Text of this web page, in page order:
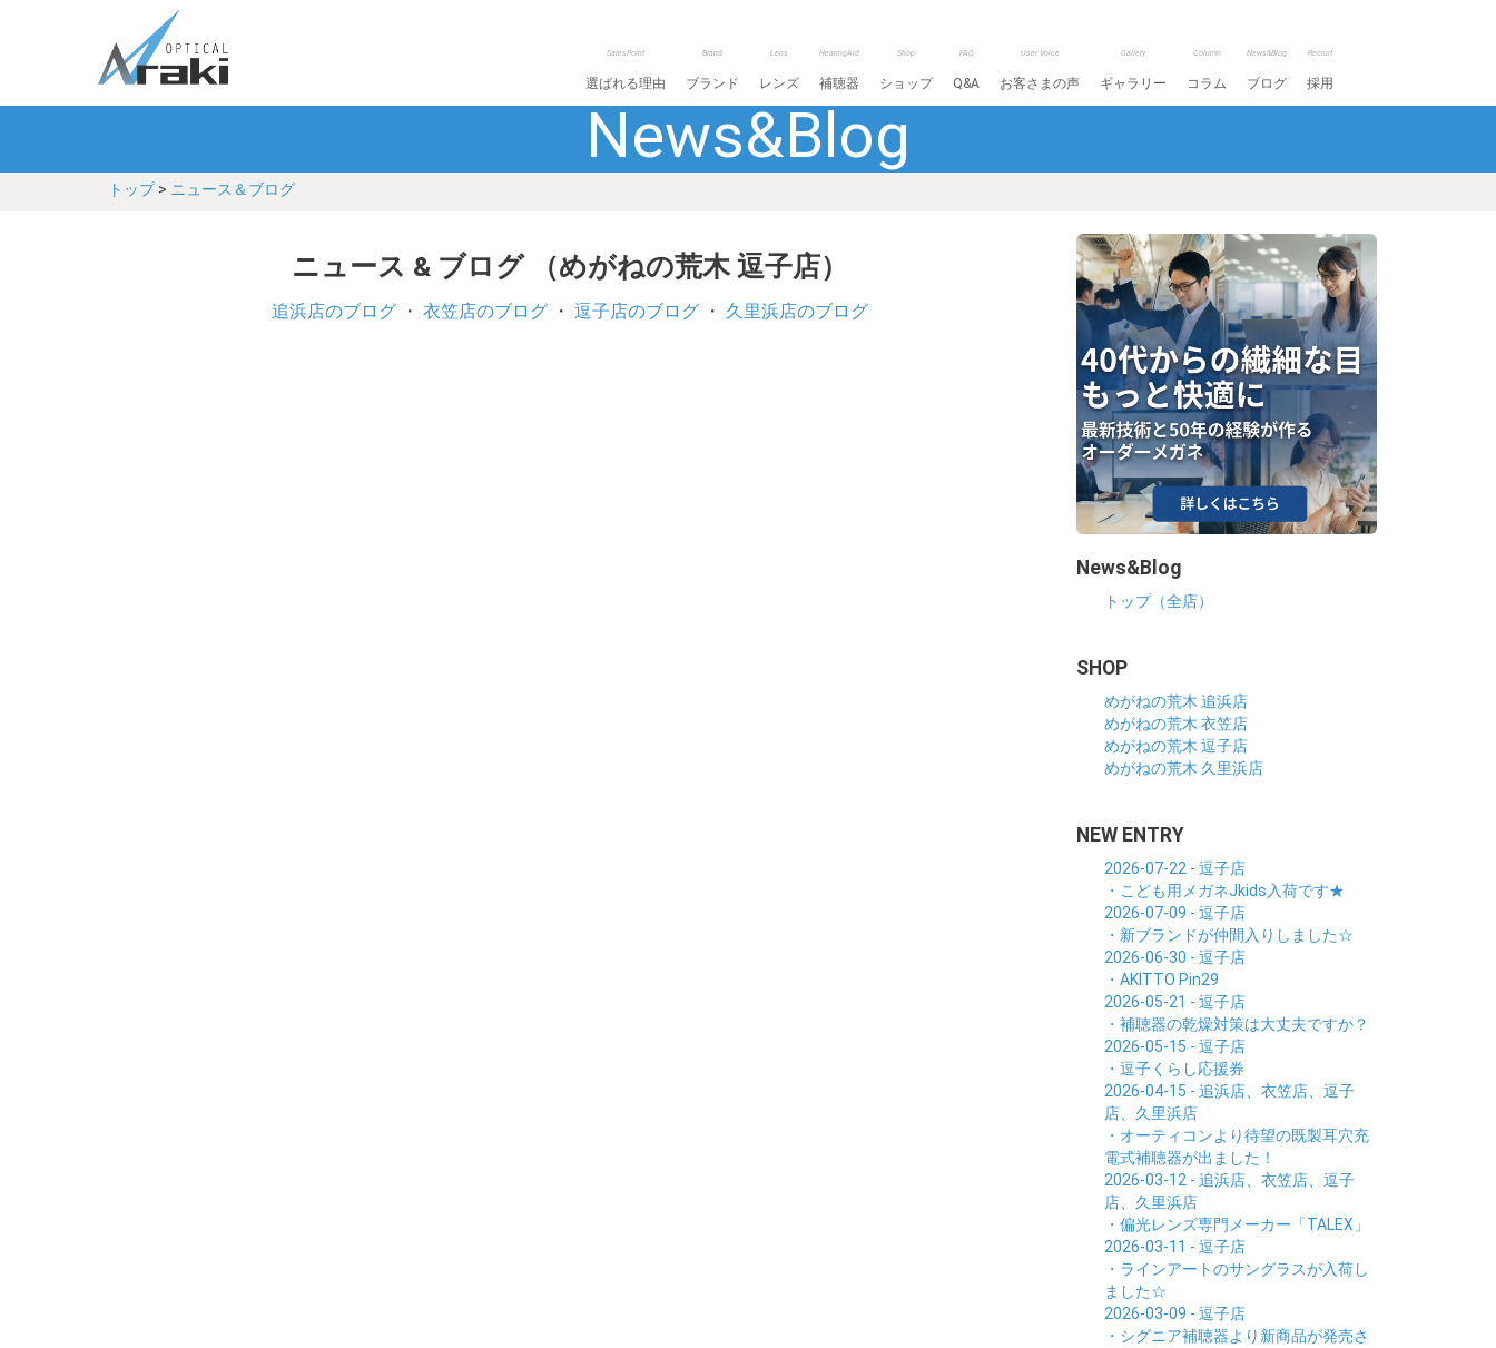
SalesPoint
選ばれる理由
Brand
ブランド
Lens
レンズ
HearingAid
補聴器
Shop
ショップ
FAQ
Q&A
User Voice
お客さまの声
Gallery
ギャラリー
Column
コラム
News&Blog
ブログ
Recruit
採用
News&Blog
トップ> ニュース＆ブログ
ニュース & ブログ （めがねの荒木 逗子店）
追浜店のブログ ・ 衣笠店のブログ ・ 逗子店のブログ ・ 久里浜店のブログ
News&Blog
トップ（全店）
SHOP
めがねの荒木 追浜店
めがねの荒木 衣笠店
めがねの荒木 逗子店
めがねの荒木 久里浜店
NEW ENTRY
2026-07-22 - 逗子店
・こども用メガネJkids入荷です★
2026-07-09 - 逗子店
・新ブランドが仲間入りしました☆
2026-06-30 - 逗子店
・AKITTO Pin29
2026-05-21 - 逗子店
・補聴器の乾燥対策は大丈夫ですか？
2026-05-15 - 逗子店
・逗子くらし応援券
2026-04-15 - 追浜店、衣笠店、逗子
店、久里浜店
・オーティコンより待望の既製耳穴充
電式補聴器が出ました！
2026-03-12 - 追浜店、衣笠店、逗子
店、久里浜店
・偏光レンズ専門メーカー「TALEX」
2026-03-11 - 逗子店
・ラインアートのサングラスが入荷し
ました☆
2026-03-09 - 逗子店
・シグニア補聴器より新商品が発売さ